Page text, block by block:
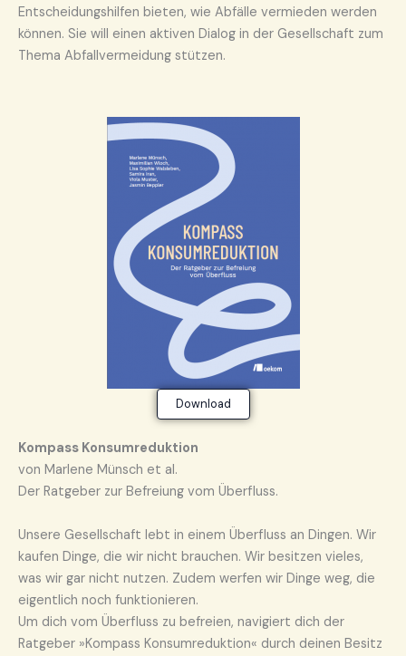
Entscheidungshilfen bieten, wie Abfälle vermieden werden
können. Sie will einen aktiven Dialog in der Gesellschaft zum
Thema Abfallvermeidung stützen.
Download
Kompass Konsumreduktion
von Marlene Münsch et al.
Der Ratgeber zur Befreiung vom Überfluss.
Unsere Gesellschaft lebt in einem Überfluss an Dingen. Wir
kaufen Dinge, die wir nicht brauchen. Wir besitzen vieles,
was wir gar nicht nutzen. Zudem werfen wir Dinge weg, die
eigentlich noch funktionieren.
Um dich vom Überfluss zu befreien, navigiert dich der
Ratgeber »Kompass Konsumreduktion« durch deinen Besitz